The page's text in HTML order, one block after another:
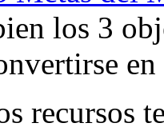
los 3
recursos